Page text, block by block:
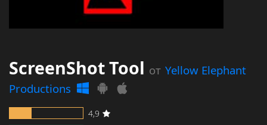
ScreenShot Tool от Yellow Elephant
Productions
4,9